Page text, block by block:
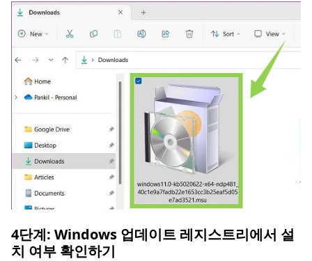
4단계: Windows 업데이트 레지스트리에서 설
치 여부 확인하기